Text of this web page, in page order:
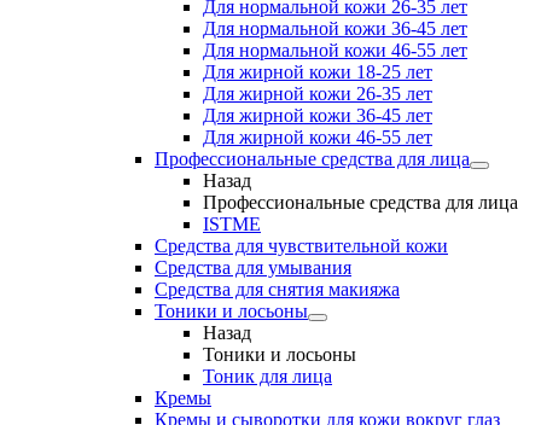
Для нормальной кожи 26-35 лет
Для нормальной кожи 36-45 лет
Для нормальной кожи 46-55 лет
Для жирной кожи 18-25 лет
Для жирной кожи 26-35 лет
Для жирной кожи 36-45 лет
Для жирной кожи 46-55 лет
Профессиональные средства для лица
Назад
Профессиональные средства для лица
ISTME
Средства для чувствительной кожи
Средства для умывания
Средства для снятия макияжа
Тоники и лосьоны
Назад
Тоники и лосьоны
Тоник для лица
Кремы
Кремы и сыворотки для кожи вокруг глаз